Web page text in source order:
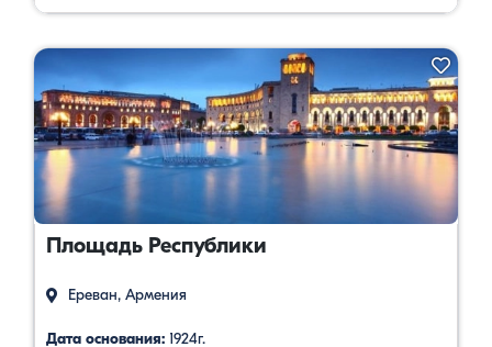
Площадь Республики
Ереван, Армения
Дата основания: 1924г.